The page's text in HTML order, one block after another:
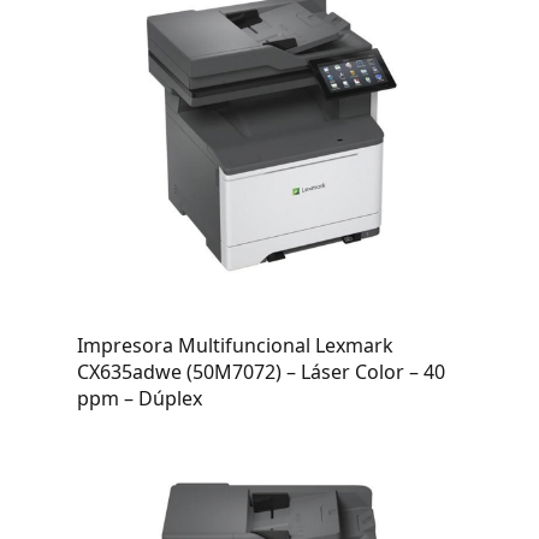
Impresora Multifuncional Lexmark
CX635adwe (50M7072) – Láser Color – 40
ppm – Dúplex